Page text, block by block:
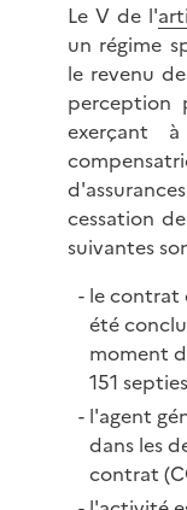
Le V de l'
un régime
le revenu
perception
exerçant
cessation
suivantes
le contrat
été
moment
151
l'agent
dans les
contrat